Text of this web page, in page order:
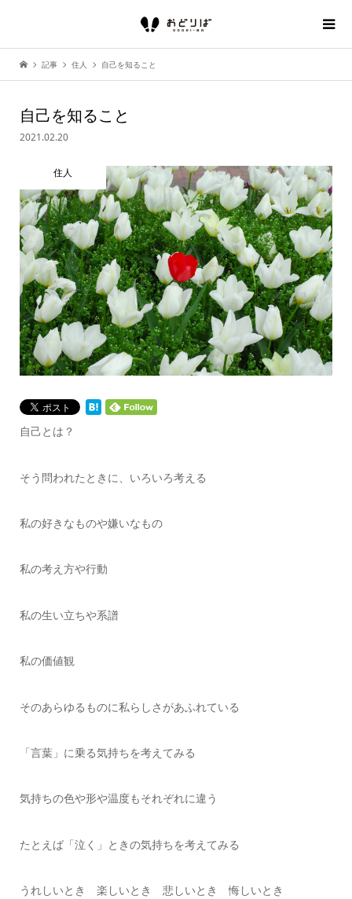
記事 住人 自己を知ること
自己を知ること
2021.02.20
住人
自己とは？
そう問われたときに、いろいろ考える
私の好きなものや嫌いなもの
私の考え方や行動
私の生い立ちや系譜
私の価値観
そのあらゆるものに私らしさがあふれている
「言葉」に乗る気持ちを考えてみる
気持ちの色や形や温度もそれぞれに違う
たとえば「泣く」ときの気持ちを考えてみる
うれしいとき 楽しいとき 悲しいとき 悔しいとき